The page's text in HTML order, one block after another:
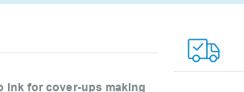
for cover-ups making